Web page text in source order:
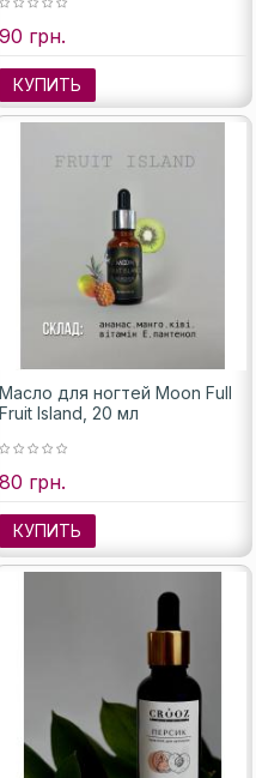
90 грн.
КУПИТЬ
Масло для ногтей Moon Full
Fruit Island, 20 мл
80 грн.
КУПИТЬ